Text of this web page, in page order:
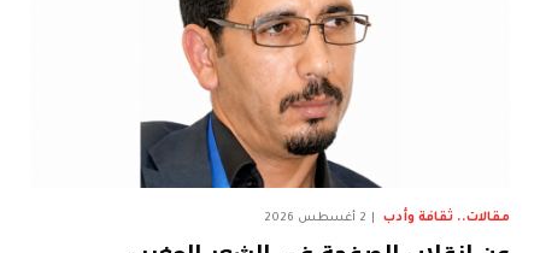
مقالات.. ثقافة وأدب 2 أغسطس 2026